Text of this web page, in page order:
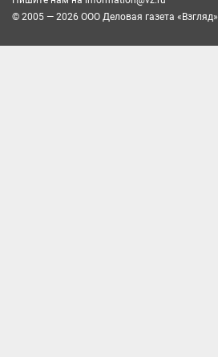
© 2005 — 2026 ООО Деловая газета «Взгляд»